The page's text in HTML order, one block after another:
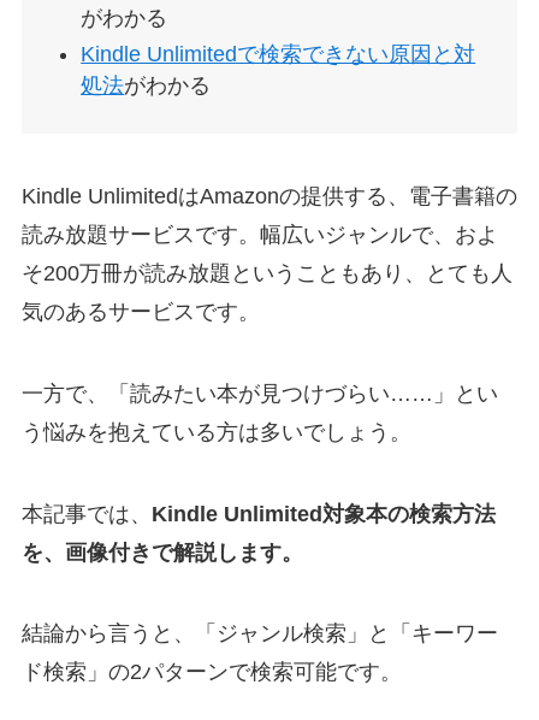
がわかる
Kindle Unlimitedで検索できない原因と対
処法がわかる
Kindle UnlimitedはAmazonの提供する、電子書籍の
読み放題サービスです。幅広いジャンルで、およ
そ200万冊が読み放題ということもあり、とても人
気のあるサービスです。
一方で、「読みたい本が見つけづらい……」とい
う悩みを抱えている方は多いでしょう。
本記事では、 Kindle Unlimited対象本の検索方法
を、画像付きで解説します。
結論から言うと、「ジャンル検索」と「キーワー
ド検索」の2パターンで検索可能です。